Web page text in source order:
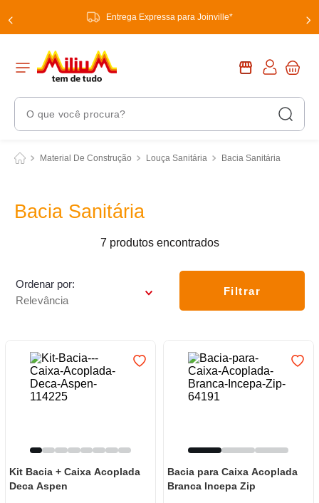
Entrega Expressa para Joinville*
O que você procura?
Material De Construção Louça Sanitária Bacia Sanitária
Bacia Sanitária
7 produtos
Ordenar por
Relevância
Filtrar
Kit Bacia + Caixa Acoplada
Deca Aspen
Bacia para Caixa Acoplada
Branca Incepa Zip
Termos Mais Buscados
2 tinta
5º
6º luminária
8º panelas
9º varal
10º caneca